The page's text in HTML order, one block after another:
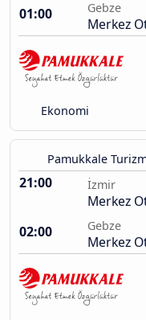
01:00
Gebze
Merkez
Ekonomi
Pamukkale
21:00 İzmir
Merkez
02:00
Gebze
Merkez